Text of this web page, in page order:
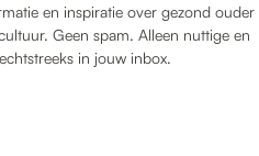
en inspiratie over gezond ouder
Geen spam. Alleen nuttige en
in jouw inbox.